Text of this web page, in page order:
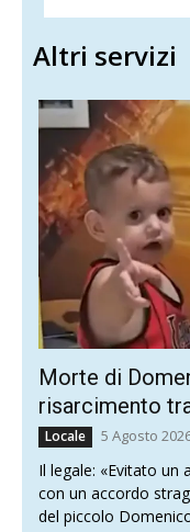
Altri servizi
Morte di
risarcimento
Locale 5 Agosto
Il legale: «Evitato un
con un accordo
del piccolo